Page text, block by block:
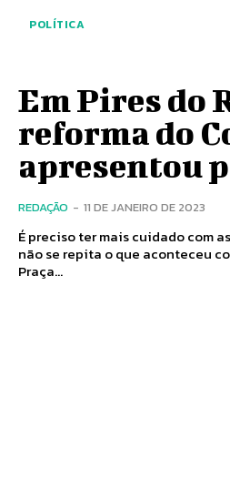
POLÍTICA
Em Pires do
reforma do
apresentou
REDAÇÃO - 11 DE JANEIRO DE 2023
É preciso ter mais cuidado com
não se repita o que aconteceu
Praça...